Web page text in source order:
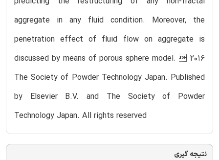
aggregate in any fluid condition. Moreover, the
penetration effect of fluid flow on aggregate is
discussed by means of porous sphere model.  2016
The Society of Powder Technology Japan. Published
by Elsevier B.V. and The Society of Powder
Technology Japan. All rights reserved
نتیجه گیری